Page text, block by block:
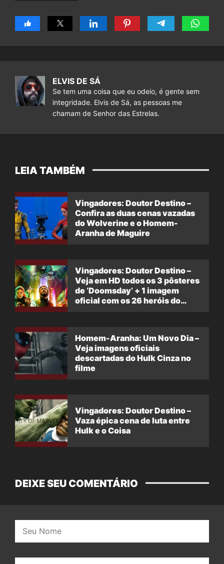
ELVIS DE SÁ
Se tem uma coisa que eu odeio, é gente sem
integridade. Elvis de Sá, as pessoas me
chamam de Senhor das Estrelas.
LEIA TAMBÉM
Vingadores: Doutor Destino –
Confira as duas cenas vazadas
do Wolverine e o Homem-
Aranha de Maguire
Vingadores: Doutor Destino –
Veja em HD todos os 3 pôsteres
de ‘Doomsday’ + 1 imagem
oficial com os 26 heróis do
Homem-Aranha: Um Novo Dia –
Veja imagens oficiais
descartadas do Hulk Cinza no
filme
Vingadores: Doutor Destino –
Vaza épica cena de luta entre
Hulk e o Coisa
DEIXE SEU COMENTÁRIO